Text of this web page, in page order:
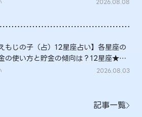
2026.08.08
えもじの子（占）12星座占い】各星座の
の使い方と貯金の傾向は？12星座★徹
2026.08.03
記事一覧